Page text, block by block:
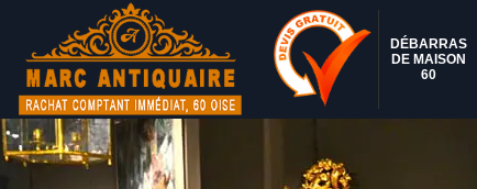
DÉBARRAS
DE MAISON
60